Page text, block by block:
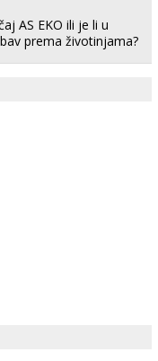
AS EKO ili je li u
prema životinjama?